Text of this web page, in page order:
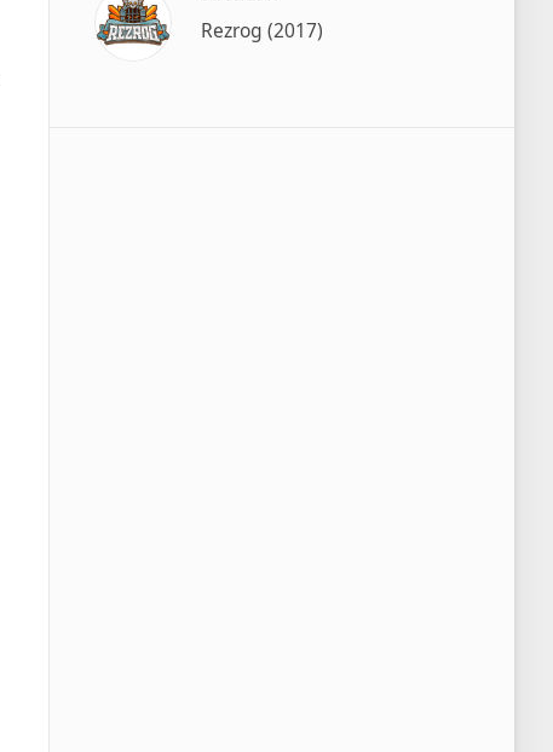
Rezrog (2017)